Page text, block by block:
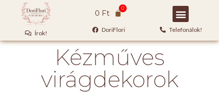
Írok!
0 Ft
DoriFlori Telefonálok!
Kézműves
virágdekorok